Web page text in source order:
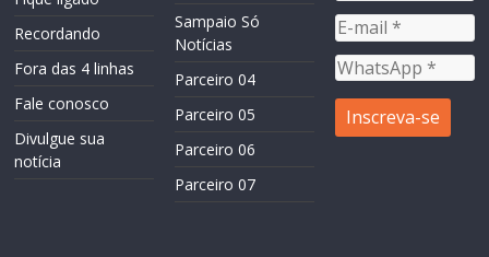
Recordando
Fora das 4 linhas
Fale conosco
Divulgue sua
notícia
Sampaio Só
Notícias
Parceiro 04
Parceiro 05
Parceiro 06
Parceiro 07